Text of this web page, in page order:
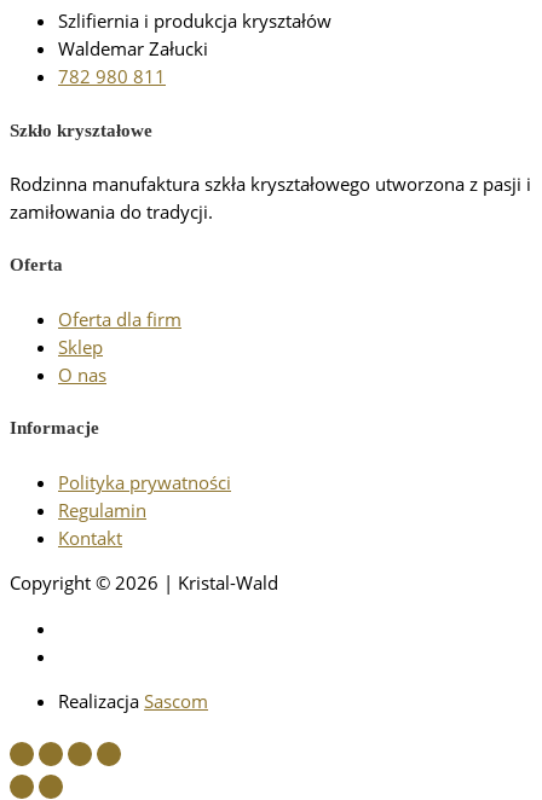
Szlifiernia i produkcja kryształów
Waldemar Załucki
782 980 811
Szkło kryształowe
Rodzinna manufaktura szkła kryształowego utworzona z pasji i
zamiłowania do tradycji.
Oferta
Oferta dla firm
Sklep
O nas
Informacje
Polityka prywatności
Regulamin
Kontakt
Copyright © 2026 | Kristal-Wald
Realizacja Sascom